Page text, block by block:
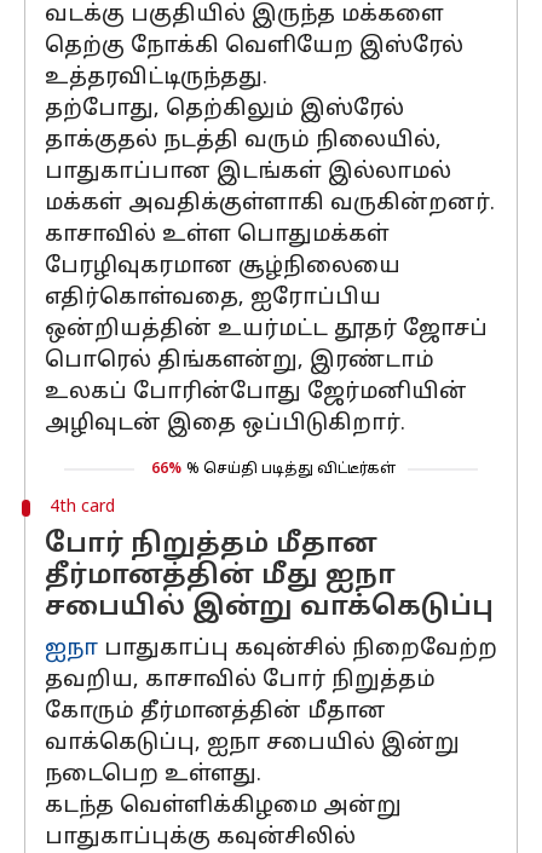
வடக்கு பகுதியில் இருந்த மக்களை
தெற்கு நோக்கி வெளியேற இஸ்ரேல்
உத்தரவிட்டிருந்தது.
தற்போது, தெற்கிலும் இஸ்ரேல்
தாக்குதல் நடத்தி வரும் நிலையில்,
பாதுகாப்பான இடங்கள் இல்லாமல்
மக்கள் அவதிக்குள்ளாகி வருகின்றனர்.
காசாவில் உள்ள பொதுமக்கள்
பேரழிவுகரமான சூழ்நிலையை
எதிர்கொள்வதை, ஐரோப்பிய
ஒன்றியத்தின் உயர்மட்ட தூதர் ஜோசப்
பொரெல் திங்களன்று, இரண்டாம்
உலகப் போரின்போது ஜேர்மனியின்
அழிவுடன் இதை ஒப்பிடுகிறார்.
66% % செய்தி படித்து விட்டீர்கள்
4th card
போர் நிறுத்தம் மீதான
தீர்மானத்தின் மீது ஐநா
சபையில் இன்று வாக்கெடுப்பு
ஐநா பாதுகாப்பு கவுன்சில் நிறைவேற்ற
தவறிய, காசாவில் போர் நிறுத்தம்
கோரும் தீர்மானத்தின் மீதான
வாக்கெடுப்பு, ஐநா சபையில் இன்று
நடைபெற உள்ளது.
கடந்த வெள்ளிக்கிழமை அன்று
பாதுகாப்புக்கு கவுன்சிலில்